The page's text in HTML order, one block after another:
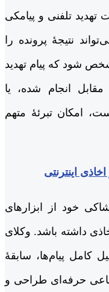
تهدید تلفنی و پیامکی
نتیجۀ پرونده را
شود که پیام تهدید
انجام شده، یا
امکان تبرئۀ متهم
اینترنتی
خود از ابزارهای
داشته باشد. وکلای
کامل پیام‌ها، سابقۀ
حرفه‌ای طراحی و